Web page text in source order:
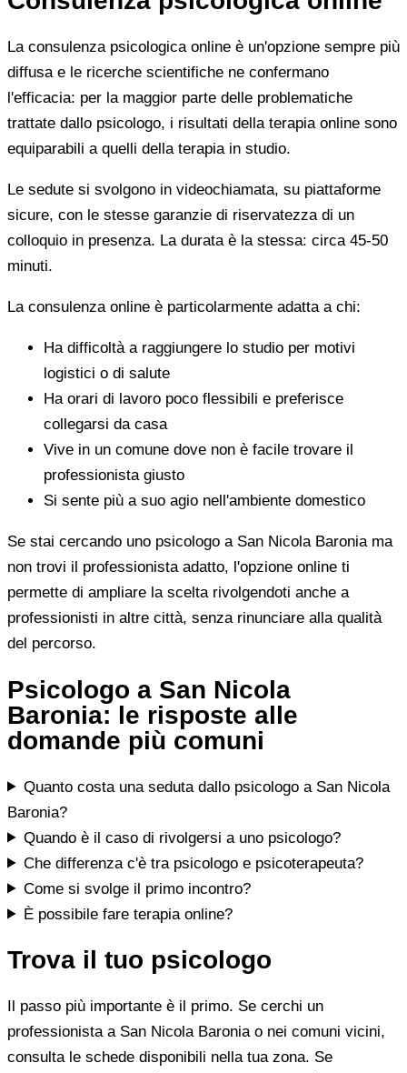
La consulenza psicologica online è un'opzione sempre più
diffusa e le ricerche scientifiche ne confermano
l'efficacia: per la maggior parte delle problematiche
trattate dallo psicologo, i risultati della terapia online sono
equiparabili a quelli della terapia in studio.
Le sedute si svolgono in videochiamata, su piattaforme
sicure, con le stesse garanzie di riservatezza di un
colloquio in presenza. La durata è la stessa: circa 45-50
minuti.
La consulenza online è particolarmente adatta a chi:
Ha difficoltà a raggiungere lo studio per motivi
logistici o di salute
Ha orari di lavoro poco flessibili e preferisce
collegarsi da casa
Vive in un comune dove non è facile trovare il
professionista giusto
Si sente più a suo agio nell'ambiente domestico
Se stai cercando uno psicologo a San Nicola Baronia ma
non trovi il professionista adatto, l'opzione online ti
permette di ampliare la scelta rivolgendoti anche a
professionisti in altre città, senza rinunciare alla qualità
del percorso.
Psicologo a San Nicola
Baronia: le risposte alle
domande più comuni
Quanto costa una seduta dallo psicologo a San Nicola
Baronia?
Quando è il caso di rivolgersi a uno psicologo?
Che differenza c'è tra psicologo e psicoterapeuta?
Come si svolge il primo incontro?
È possibile fare terapia online?
Trova il tuo psicologo
Il passo più importante è il primo. Se cerchi un
professionista a San Nicola Baronia o nei comuni vicini,
consulta le schede disponibili nella tua zona. Se